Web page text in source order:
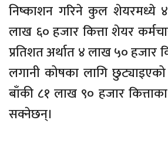
निष्काशन गरिने कुल शेयरमध्ये ४
लाख ६० हजार कित्ता शेयर
प्रतिशत अर्थात ४ लाख ५० हजार
लगानी कोषका लागि
बाँकी ८१ लाख ९० हजार
सक्नेछन्।